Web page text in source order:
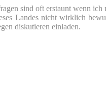
sind oft erstaunt wenn
Landes nicht wirklich
diskutieren einladen.